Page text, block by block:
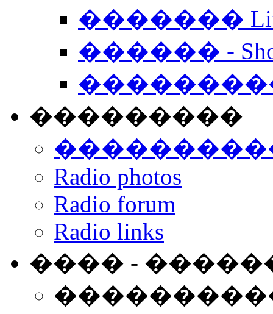
�������
������ -
���������
Radio photos
Radio forum
Radio links
���� -